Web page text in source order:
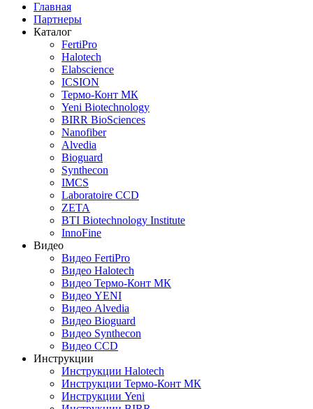
Главная
Партнеры
Каталог
FertiPro
Halotech
Elabscience
ICSION
Термо-Конт МК
Yeni Biotechnology
BIRR BioSciences
Nanofiber
Alvedia
Bioguard
Synthecon
IMCS
Laboratoire CCD
ZETA
BTI Biotechnology Institute
InnoFine
Видео
Видео FertiPro
Видео Halotech
Видео Термо-Конт МК
Видео YENI
Видео Alvedia
Видео Bioguard
Видео Synthecon
Видео CCD
Инструкции
Инструкции Halotech
Инструкции Термо-Конт МК
Инструкции Yeni